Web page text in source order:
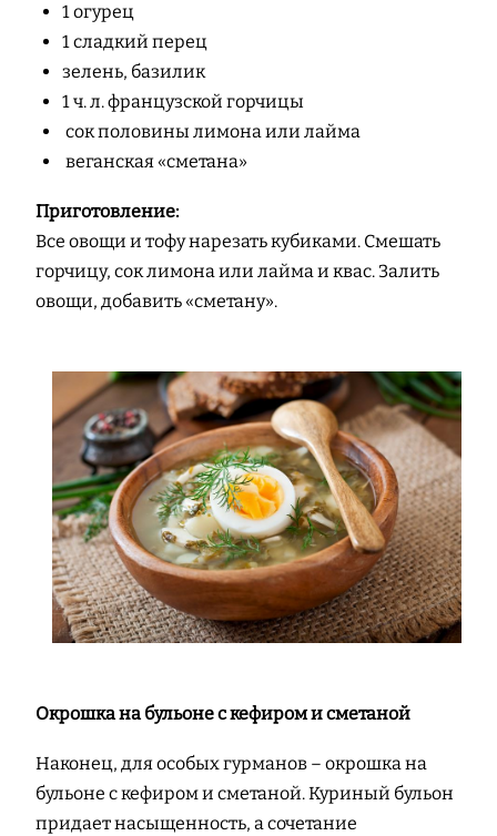
1 огурец
1 сладкий перец
зелень, базилик
1 ч. л. французской горчицы
сок половины лимона или лайма
веганская «сметана»
Приготовление:
Все овощи и тофу нарезать кубиками. Смешать
горчицу, сок лимона или лайма и квас. Залить
овощи, добавить «сметану».
Окрошка на бульоне с кефиром и сметаной
Наконец, для особых гурманов – окрошка на
бульоне с кефиром и сметаной. Куриный бульон
придает насыщенность, а сочетание